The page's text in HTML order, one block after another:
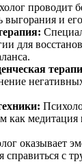
проводит
выгорания и
для
как
оказывает
справиться с